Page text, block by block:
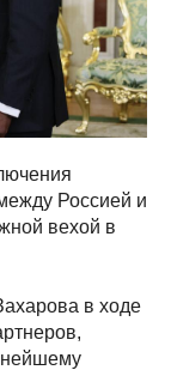
Россией и
вехой в
в ходе